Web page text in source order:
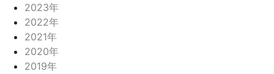
2023年
2022年
2021年
2020年
2019年